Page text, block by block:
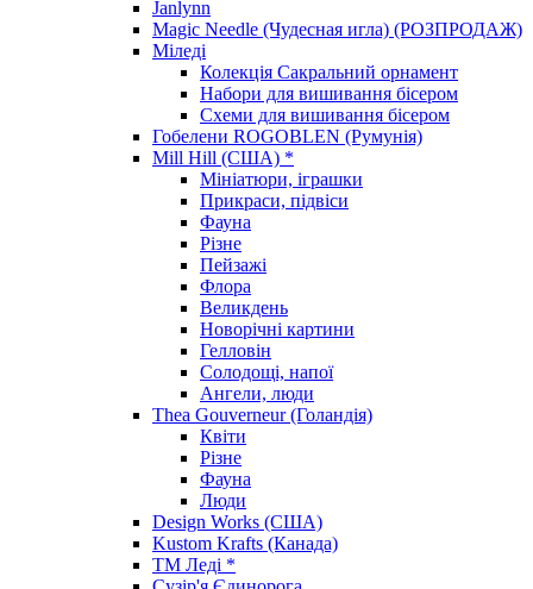
Janlynn
Magic Needle (Чудесная игла) (РОЗПРОДАЖ)
Міледі
Колекція Сакральний орнамент
Набори для вишивання бісером
Схеми для вишивання бісером
Гобелени ROGOBLEN (Румунія)
Mill Hill (США) *
Мініатюри, іграшки
Прикраси, підвіси
Фауна
Різне
Пейзажі
Флора
Великдень
Новорічні картини
Гелловін
Солодощі, напої
Ангели, люди
Thea Gouverneur (Голандія)
Квіти
Різне
Фауна
Люди
Design Works (США)
Kustom Krafts (Канада)
ТМ Леді *